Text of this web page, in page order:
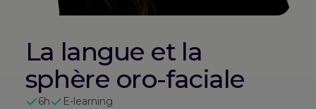
La langue et la
sphère oro-faciale
6h E-learning